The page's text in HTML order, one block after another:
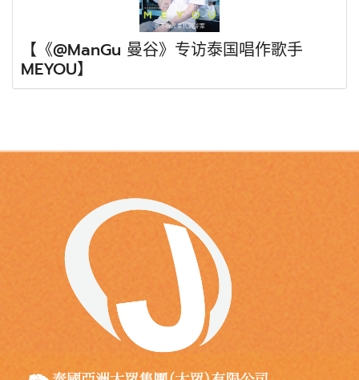
【《@ManGu 曼谷》专访泰国唱作歌手
MEYOU】